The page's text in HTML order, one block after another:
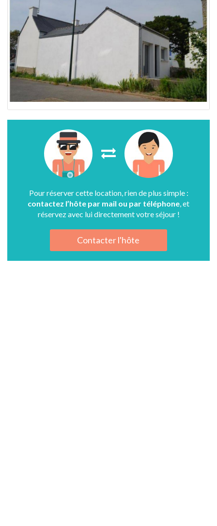
Pour réserver cette location, rien de plus simple :
contactez l’hôte par mail ou par téléphone , et
réservez avec lui directement votre séjour !
Contacter l'hôte